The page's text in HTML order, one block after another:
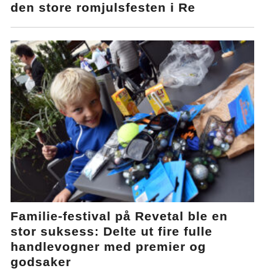
den store romjulsfesten i Re
Familie-festival på Revetal ble en
stor suksess: Delte ut fire fulle
handlevogner med premier og
godsaker